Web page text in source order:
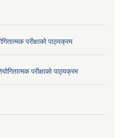
परीक्षाको पाठ्यक्रम
परीक्षाको पाठ्यक्रम